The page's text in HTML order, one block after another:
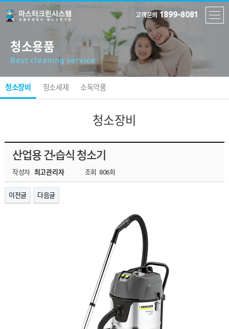
고객문의 1899-8081
청소용품
Best cleaning service
청소장비 청소세제 소독약품
청소장비
산업용 건·습식 청소기
작성자 최고관리자 조회 806회
이전글 다음글